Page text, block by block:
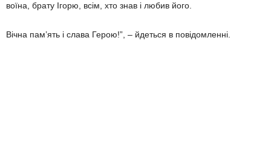
воїна, брату Ігорю, всім, хто знав і любив його.
Вічна пам’ять і слава Герою!”, – йдеться в повідомленні.